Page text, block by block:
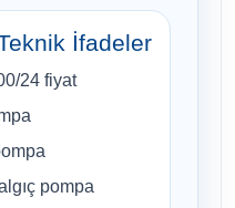
İfadeler
24 fiyat
pompa